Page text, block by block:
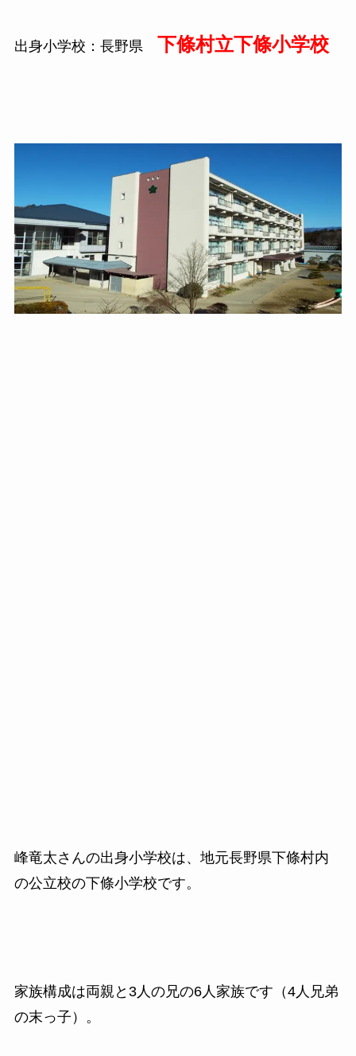
出身小学校：長野県 下條村立下條小学校
峰竜太さんの出身小学校は、地元長野県下條村内
の公立校の下條小学校です。
家族構成は両親と3人の兄の6人家族です（4人兄弟
の末っ子）。